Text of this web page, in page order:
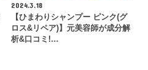
2024.3.18
【ひまわりシャンプー ピンク(グ
ロス&リペア)】元美容師が成分解
析&口コミ!…